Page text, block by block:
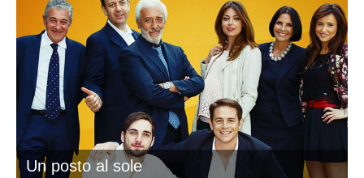
Un posto al sole